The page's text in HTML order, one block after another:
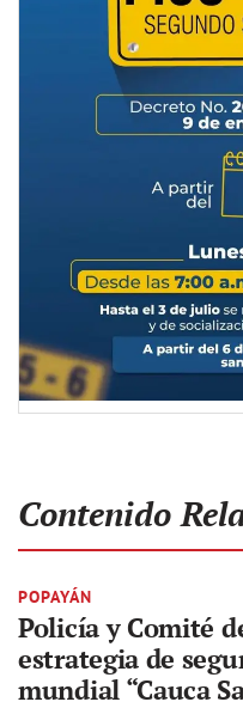
Contenido
POPAYÁN
Policía y Comité
estrategia de
mundial “Cauca